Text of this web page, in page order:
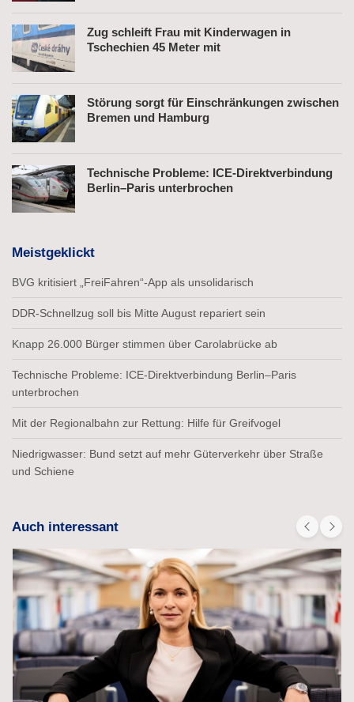
Zug schleift Frau mit Kinderwagen in
Tschechien 45 Meter mit
Störung sorgt für Einschränkungen zwischen
Bremen und Hamburg
Technische Probleme: ICE-Direktverbindung
Berlin–Paris unterbrochen
Meistgeklickt
BVG kritisiert „FreiFahren“-App als unsolidarisch
DDR-Schnellzug soll bis Mitte August repariert sein
Knapp 26.000 Bürger stimmen über Carolabrücke ab
Technische Probleme: ICE-Direktverbindung Berlin–Paris
unterbrochen
Mit der Regionalbahn zur Rettung: Hilfe für Greifvogel
Niedrigwasser: Bund setzt auf mehr Güterverkehr über Straße
und Schiene
Auch interessant